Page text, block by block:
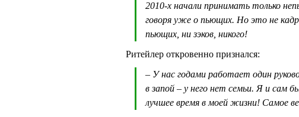
2010-х начали принимать только
говоря уже о пьющих. Но это не
пьющих, ни зэков, никого!
Ритейлер откровенно признался:
– У нас годами работает один
в запой – у него нет семьи. Я и сам
лучшее время в моей жизни! Самое